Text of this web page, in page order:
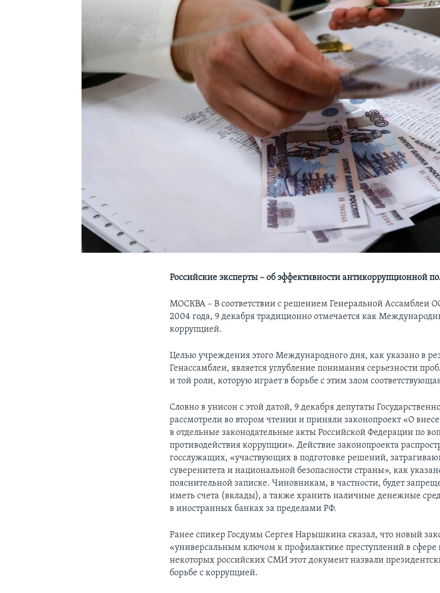
Российские эксперты – об эффективности антикоррупционной
МОСКВА – В соответствии с решением Генеральной Ассамблеи
2004 года, 9 декабря традиционно отмечается как
коррупцией.
Целью учреждения этого Международного дня, как указано в
Генассамблеи, является углубление понимания серьезности
и той роли, которую играет в борьбе с этим злом
Словно в унисон с этой датой, 9 декабря депутаты
рассмотрели во втором чтении и приняли законопроект «О
в отдельные законодательные акты Российской Федерации по
противодействия коррупции». Действие законопроекта
госслужащих, «участвующих в подготовке решений,
суверенитета и национальной безопасности страны», как
пояснительной записке. Чиновникам, в частности, будет
иметь счета (вклады), а также хранить наличные денежные
в иностранных банках за пределами РФ.
Ранее спикер Госдумы Сергея Нарышкина сказал, что новый
«универсальным ключом к профилактике преступлений в сфере
некоторых российских СМИ этот документ назвали
борьбе с коррупцией.